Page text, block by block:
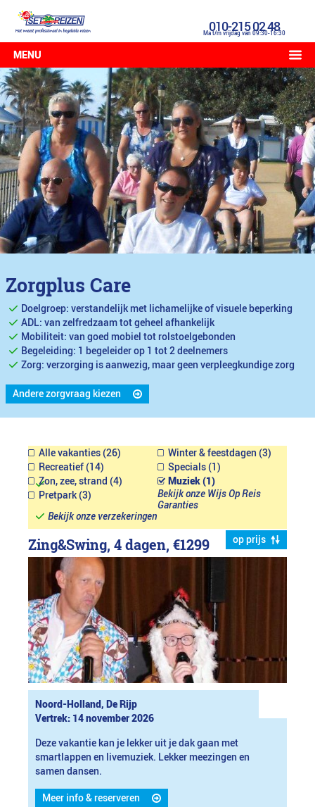
010-215 02 48
Ma t/m vrijdag van 09:30-16:30
MENU
Zorgplus Care
Doelgroep: verstandelijk met lichamelijke of visuele beperking
ADL: van zelfredzaam tot geheel afhankelijk
Mobiliteit: van goed mobiel tot rolstoelgebonden
Begeleiding: 1 begeleider op 1 tot 2 deelnemers
Zorg: verzorging is aanwezig, maar geen verpleegkundige zorg
Andere zorgvraag kiezen
Alle vakanties (26)
Winter & feestdagen (3)
Recreatief (14)
Specials (1)
Zon, zee, strand (4)
Muziek (1)
Pretpark (3)
Bekijk onze Wijs Op Reis
Garanties
Bekijk onze verzekeringen
op prijs
Zing&Swing, 4 dagen, €1299
Noord-Holland, De Rijp
Vertrek: 14 november 2026
Deze vakantie kan je lekker uit je dak gaan met
smartlappen en livemuziek. Lekker meezingen en
samen dansen.
Meer info & reserveren